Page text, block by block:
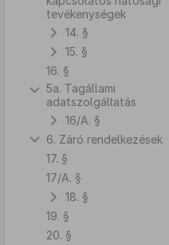
tevékenységek
14. §
15. §
16. §
5a. Tagállami
adatszolgáltatás
16/A. §
6. Záró rendelkezések
17. §
17/A. §
18. §
19. §
20. §